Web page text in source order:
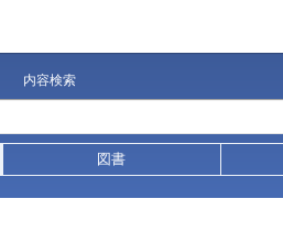
内容検索
図書